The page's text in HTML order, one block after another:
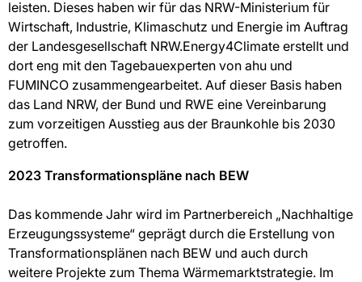
leisten. Dieses haben wir für das NRW-Ministerium für
Wirtschaft, Industrie, Klimaschutz und Energie im Auftrag
der Landesgesellschaft NRW.Energy4Climate erstellt und
dort eng mit den Tagebauexperten von ahu und
FUMINCO zusammengearbeitet. Auf dieser Basis haben
das Land NRW, der Bund und RWE eine Vereinbarung
zum vorzeitigen Ausstieg aus der Braunkohle bis 2030
getroffen.
2023 Transformationspläne nach BEW
Das kommende Jahr wird im Partnerbereich „Nachhaltige
Erzeugungssysteme“ geprägt durch die Erstellung von
Transformationsplänen nach BEW und auch durch
weitere Projekte zum Thema Wärmemarktstrategie. Im